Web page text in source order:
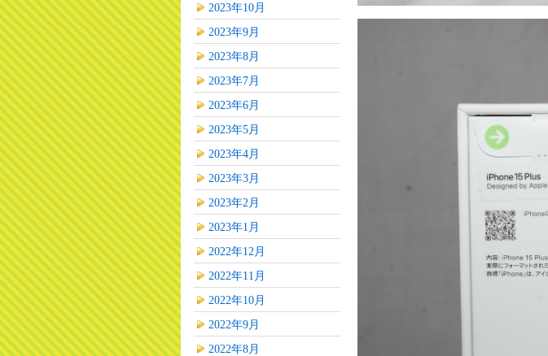
2023年10月
2023年9月
2023年8月
2023年7月
2023年6月
2023年5月
2023年4月
2023年3月
2023年2月
2023年1月
2022年12月
2022年11月
2022年10月
2022年9月
2022年8月